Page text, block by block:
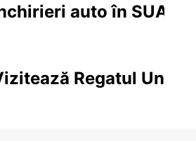
auto în SUA
Regatul Unit